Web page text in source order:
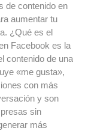
de contenido en
aumentar tu
¿Qué es el
Facebook es la
contenido de una
«me gusta»,
con más
y son
sin
más